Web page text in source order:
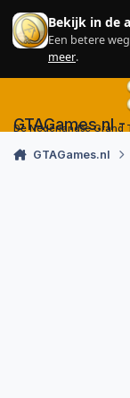
Skip to content
Bekijk in de
Een betere
meer.
GTAGames.nl
De Nederlandse Grand
GTAGames.nl